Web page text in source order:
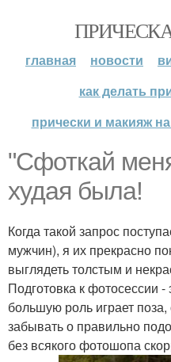
главная новости
как делать
прически и макияж
"Сфоткай
худая была!
Когда такой запрос
мужчин), я их прекрасно
выглядеть толстым и
Подготовка к фотосессии
большую роль играет
забывать о правильно
без всякого фотошопа